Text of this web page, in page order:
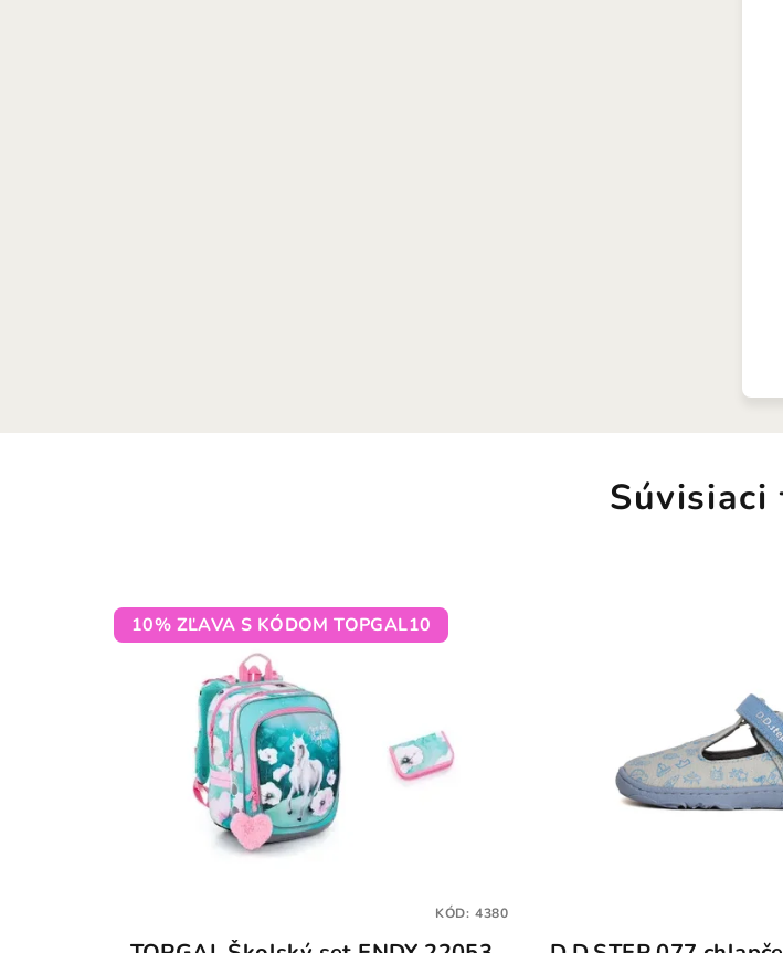
Súvisiaci
10% ZĽAVA S KÓDOM TOPGAL10
KÓD: 4380